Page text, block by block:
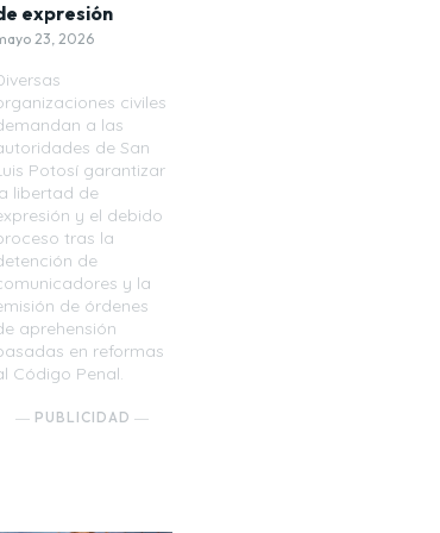
expresión
23, 2026
civiles
a las
de San
Potosí garantizar
libertad de
y el debido
tras la
de
y la
de órdenes
aprehensión
en reformas
Código Penal.
― PUBLICIDAD ―